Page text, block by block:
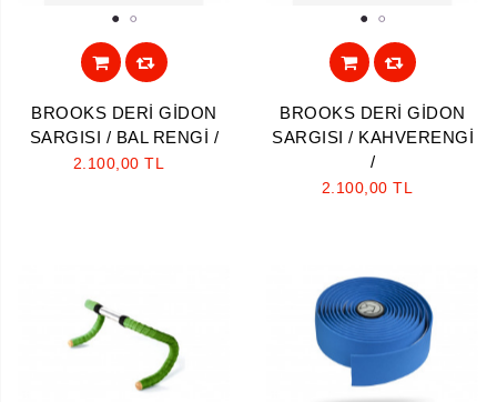
BROOKS DERİ GİDON
SARGISI / BAL RENGİ /
2.100,00 TL
BROOKS DERİ GİDON
SARGISI / KAHVERENGİ
/
2.100,00 TL